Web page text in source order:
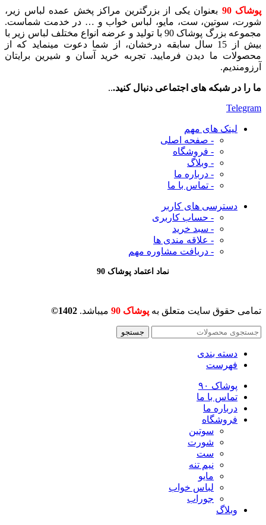
پوشاک 90
بعنوان یکی از بزرگترین مراکز پخش عمده لباس زیر،
شورت، سوتین، ست، مایو، لباس خواب و … در خدمت شماست.
مجموعه بزرگ پوشاک 90 با تولید و عرضه انواع مختلف لباس زیر با
بیش از 15 سال سابقه درخشان، از شما دعوت مینماید که از
محصولات ما دیدن فرمایید. تجربه خرید آسان و شیرین برایتان
آرزومندیم.
ما را در شبکه های اجتماعی دنبال کنید...
Telegram
لینک های مهم
- صفحه اصلی
- فروشگاه
- وبلاگ
- درباره ما
- تماس با ما
دسترسی های کاربر
- حساب کاربری
- سبد خرید
- علاقه مندی ها
- دریافت مشاوره مهم
نماد اعتماد پوشاک 90
تمامی حقوق سایت متعلق به پوشاک 90 میباشد. 1402©
جستجو
دسته بندی
فهرست
پوشاک ۹۰
تماس با ما
درباره ما
فروشگاه
سوتین
شورت
ست
نیم تنه
مایو
لباس خواب
جوراب
وبلاگ